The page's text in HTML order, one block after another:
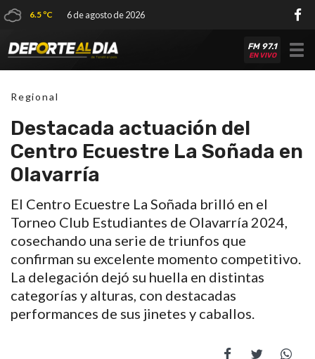
6.5 ºC 6 de agosto de 2026
FM 97.1
EN VIVO
Regional
Destacada actuación del
Centro Ecuestre La Soñada en
Olavarría
El Centro Ecuestre La Soñada brilló en el
Torneo Club Estudiantes de Olavarría 2024,
cosechando una serie de triunfos que
confirman su excelente momento competitivo.
La delegación dejó su huella en distintas
categorías y alturas, con destacadas
performances de sus jinetes y caballos.